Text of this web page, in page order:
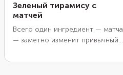
Зеленый тирамису с
матчей
Всего один ингредиент — матча
— заметно изменит привычный
приятный зеленый оттенок и